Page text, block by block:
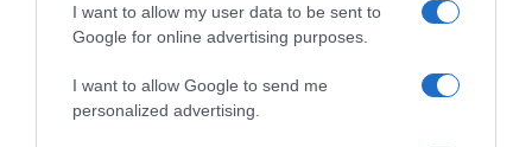
I want to allow my user data to be sent to
Google for online advertising purposes.
I want to allow Google to send me
personalized advertising.